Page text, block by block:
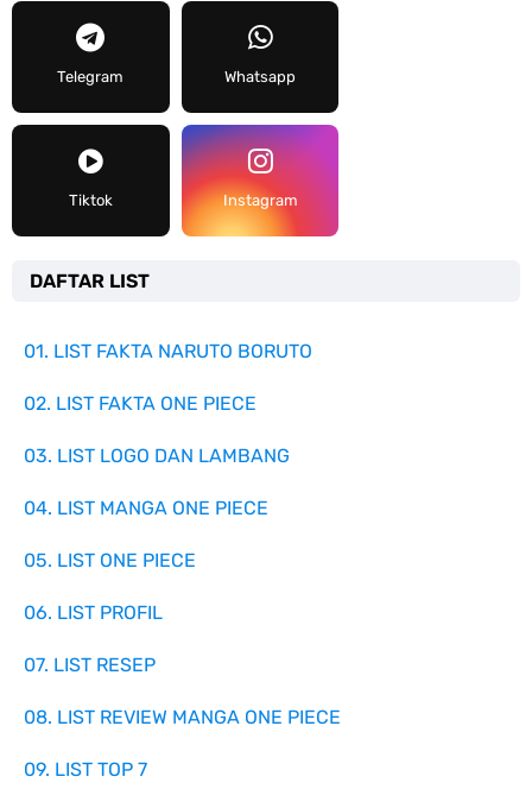
Telegram Whatsapp
Tiktok Instagram
DAFTAR LIST
01. LIST FAKTA NARUTO BORUTO
02. LIST FAKTA ONE PIECE
03. LIST LOGO DAN LAMBANG
04. LIST MANGA ONE PIECE
05. LIST ONE PIECE
06. LIST PROFIL
07. LIST RESEP
08. LIST REVIEW MANGA ONE PIECE
09. LIST TOP 7